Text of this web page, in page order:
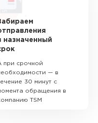
назначенный
при срочной
— в
30 минут с
обращения в
TSM